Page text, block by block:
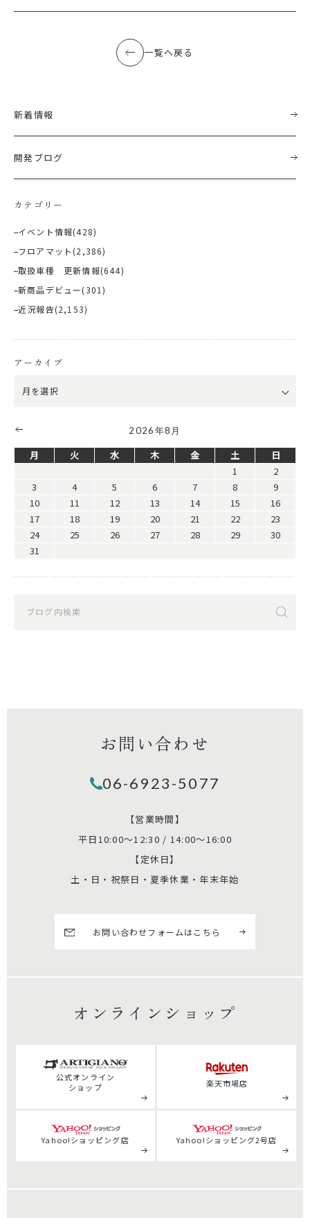
一覧へ戻る
新着情報
開発ブログ
カテゴリー
イベント情報(428)
フロアマット (2,386)
取扱車種 更新情報(644)
新商品デビュー(301)
近況報告(2,153)
アーカイブ
2026年8月
月 火 水 木 金 土
日
1
2
3
4 5 6 7 8
9
10
11 12 13 14 15
16
17
18 19 20 21 22
23
24
25 26 27 28 29
30
31
お問い合わせ
06-6923-5077
【営業時間】
平日10:00～12:30 / 14:00～16:00
【定休日】
土・日・祝祭日・夏季休業・年末年始
お問い合わせフォームはこちら
オンラインショップ
公式オンライン
ショップ
楽天市場店
Yahoo!ショッピング店 Yahoo!ショッピング2号店